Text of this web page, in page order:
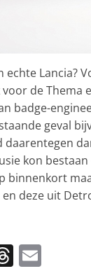
echte Lancia?
de Thema
badge-
geval
daarentegen
kon
binnenkort
deze uit
T